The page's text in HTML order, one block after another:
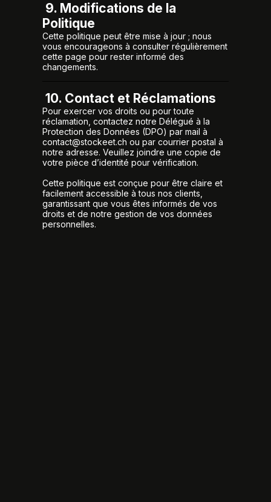
9. Modifications de la
Politique
Cette politique peut être mise à jour ; nous
vous encourageons à consulter régulièrement
cette page pour rester informé des
changements.
10. Contact et Réclamations
Pour exercer vos droits ou pour toute
réclamation, contactez notre Délégué à la
Protection des Données (DPO) par mail à
contact@stockeet.ch ou par courrier postal à
notre adresse. Veuillez joindre une copie de
votre pièce d’identité pour vérification.
Cette politique est conçue pour être claire et
facilement accessible à tous nos clients,
garantissant que vous êtes informés de vos
droits et de notre gestion de vos données
personnelles.